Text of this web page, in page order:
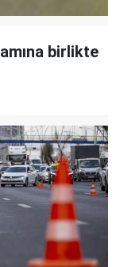
birlikte